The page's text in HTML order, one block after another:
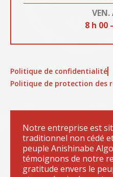
VEN.
8 h 00
Politique de confidentialité
Politique de protection des
Notre entreprise est
traditionnel non cédé
peuple Anishinabe
témoignons de notre
gratitude envers le